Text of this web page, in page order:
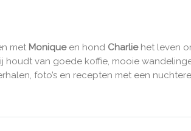
met Moniqueen hond Charliehet leven
houdt van goede koffie, mooie
foto’s en recepten met een